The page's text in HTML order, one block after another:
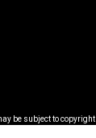
be subject to copyright